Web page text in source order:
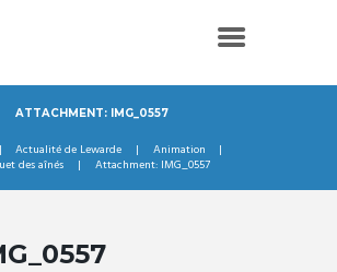
ATTACHMENT: IMG_0557
Actualité de Lewarde
Animation
des aînés
Attachment: IMG_0557